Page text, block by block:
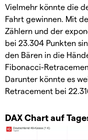
Vielmehr könnte die
Fahrt gewinnen. Mit
Zählern und der
bei 23.304 Punkten
den Bären in die
Fibonacci-
Darunter könnte es
Retracement bei
DAX Chart auf